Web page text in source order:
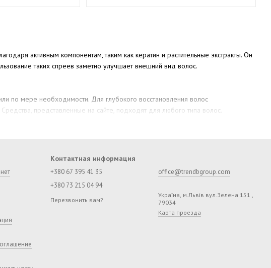
активным компонентам, таким как кератин и растительные экстракты. Он
таких спреев заметно улучшает внешний вид волос.
по мере необходимости. Для глубокого восстановления волос
представленные на сайте, подходят для любого типа волос.
Контактная информация
+380 67 395 41 35
+380 73 215 04 94
Перезвонить вам?
office@trendbgroup.com
Україна, м.Львів вул.Зелена 151 ,
79034
Карта проезда